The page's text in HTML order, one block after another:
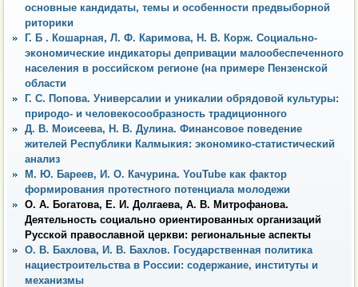
основные кандидаты, темы и особенности предвыборной
риторики
Г. Б . Кошарная, Л. Ф. Каримова, Н. В. Корж. Социально-
экономические индикаторы депривации малообеспеченного
населения в российском регионе (на примере Пензенской
области
Г. С. Попова. Универсалии и уникалии обрядовой культуры:
природо- и человекосообразность традиционного
Д. В. Моисеева, Н. В. Дулина. Финансовое поведение
жителей Республики Калмыкия: экономико-статистический
анализ
М. Ю. Бареев, И. О. Качурина. YouTube как фактор
формирования протестного потенциала молодежи
О. А. Богатова, Е. И. Долгаева, А. В. Митрофановa.
Деятельность социально ориентированных организаций
Русской православной церкви: региональные аспекты
О. В. Бахлова, И. В. Бахлов. Государственная политика
нациестроительства в России: содержание, институты и
механизмы